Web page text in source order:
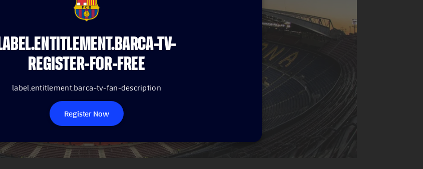
FCB Barcelona badge
LABEL.ENTITLEMENT.BARCA-TV-
REGISTER-FOR-FREE
label.entitlement.barca-tv-fan-description
Register Now